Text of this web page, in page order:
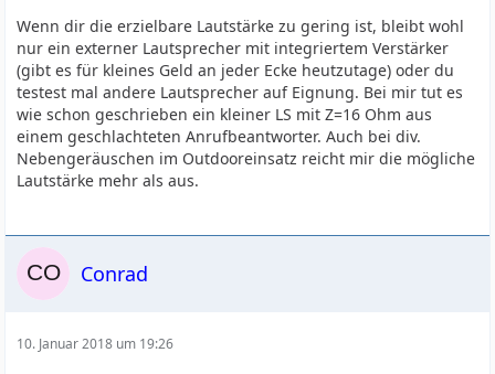
Wenn dir die erzielbare Lautstärke zu gering ist, bleibt wohl
nur ein externer Lautsprecher mit integriertem Verstärker
(gibt es für kleines Geld an jeder Ecke heutzutage) oder du
testest mal andere Lautsprecher auf Eignung. Bei mir tut es
wie schon geschrieben ein kleiner LS mit Z=16 Ohm aus
einem geschlachteten Anrufbeantworter. Auch bei div.
Nebengeräuschen im Outdooreinsatz reicht mir die mögliche
Lautstärke mehr als aus.
Conrad
10. Januar 2018 um 19:26